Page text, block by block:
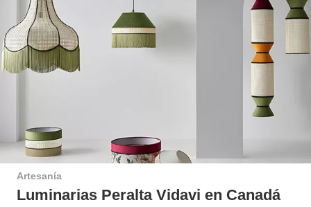
Artesanía
Luminarias Peralta Vidavi en Canadá